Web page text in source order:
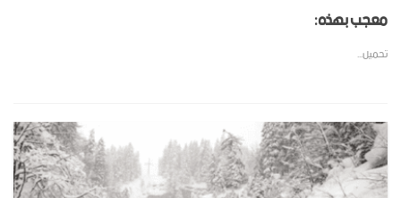
معجب بهذه:
تحميل...